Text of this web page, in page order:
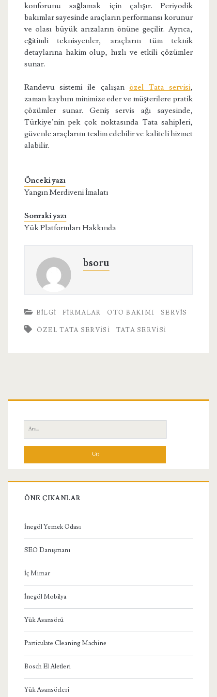
konforunu sağlamak için çalışır. Periyodik
bakımlar sayesinde araçların performansı korunur
ve olası büyük arızaların önüne geçilir. Ayrıca,
eğitimli teknisyenler, araçların tüm teknik
detaylarına hakim olup, hızlı ve etkili çözümler
sunar.
Randevu sistemi ile çalışan özel Tata servisi,
zaman kaybını minimize eder ve müşterilere pratik
çözümler sunar. Geniş servis ağı sayesinde,
Türkiye’nin pek çok noktasında Tata sahipleri,
güvenle araçlarını teslim edebilir ve kaliteli hizmet
alabilir.
Önceki yazı
Yangın Merdiveni İmalatı
Sonraki yazı
Yük Platformları Hakkında
bsoru
BILGI FIRMALAR OTO BAKIMI SERVIS
ÖZEL TATA SERVISI TATA SERVISI
Birincil
Yan
Menü
Ara:
ÖNE ÇIKANLAR
İnegöl Yemek Odası
SEO Danışmanı
İç Mimar
İnegöl Mobilya
Yük Asansörü
Particulate Cleaning Machine
Bosch El Aletleri
Yük Asansörleri